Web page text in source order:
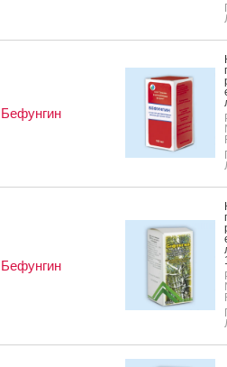
Бефунгин
Бефунгин